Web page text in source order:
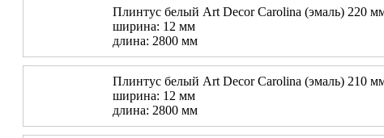
Плинтус белый Art Decor Carolina (эмаль) 220
ширина: 12 мм
длина: 2800 мм
Плинтус белый Art Decor Carolina (эмаль) 210
ширина: 12 мм
длина: 2800 мм